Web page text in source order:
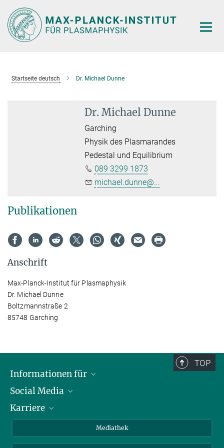
Hauptinhalt
Startseite deutsch Dr. Michael Dunne
Dr. Michael Dunne
Garching
Physik des Plasmarandes
Pedestal und Equilibrium
089 3299 1873
michael.dunne@...
Publikationen
Anschrift
Max-Planck-Institut für Plasmaphysik
Dr. Michael Dunne
Boltzmannstraße 2
85748 Garching
TOP
Informationen für
Journalisten
Schule
Social Media
LinkedIn
Karriere
Mediathek